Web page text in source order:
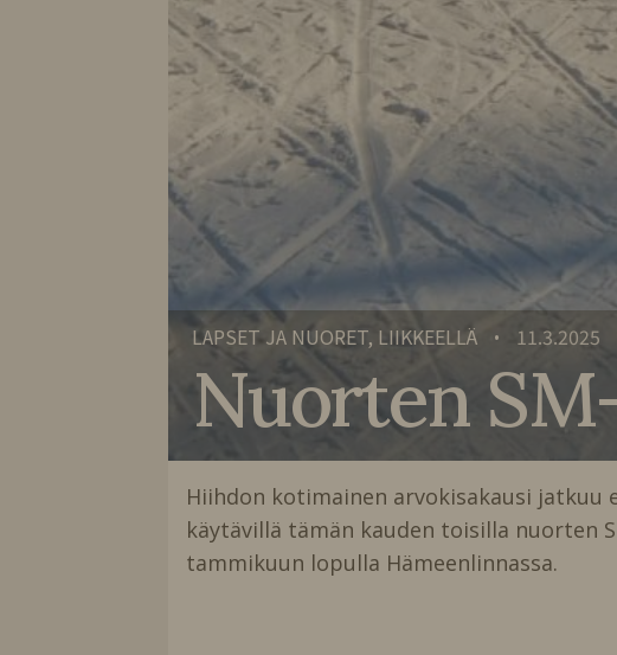
LAPSET JA NUORET, LIIKKEELLÄ • 11.3.2025
Nuorten
Hiihdon kotimainen arvokisakausi jatkuu
käytävillä tämän kauden toisilla nuorten
tammikuun lopulla Hämeenlinnassa.